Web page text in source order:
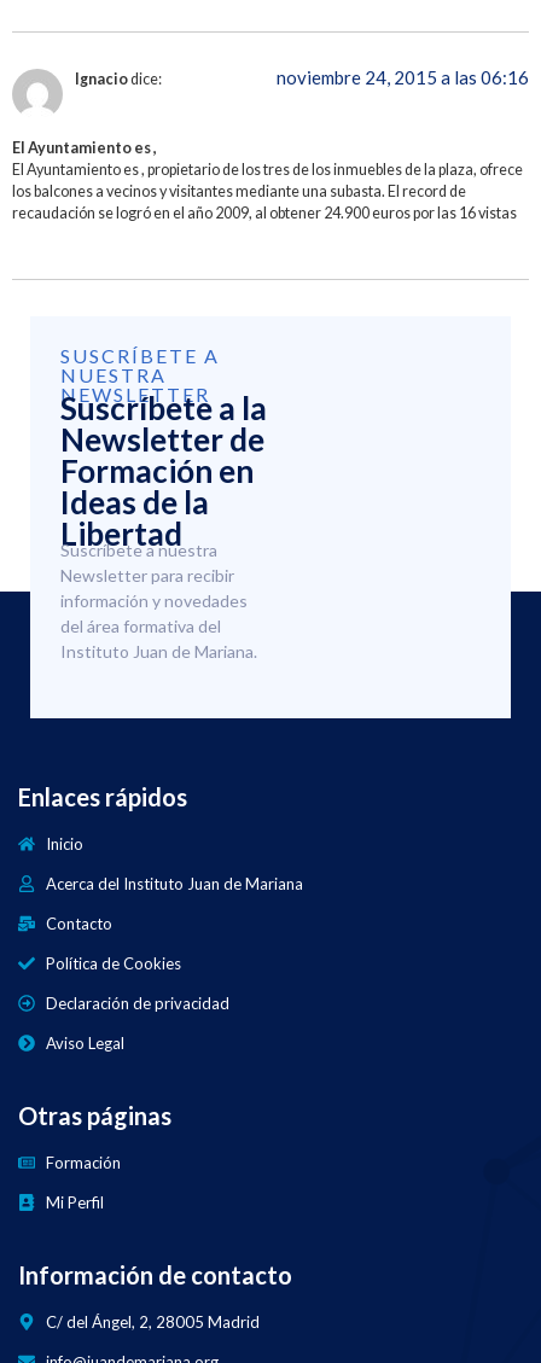
Ignaciodice: noviembre 24, 2015 a las 06:16
El Ayuntamiento es ,
El Ayuntamiento es , propietario de los tres de los inmuebles de la plaza, ofrece
los balcones a vecinos y visitantes mediante una subasta. El record de
recaudación se logró en el año 2009, al obtener 24.900 euros por las 16 vistas
SUSCRÍBETE A
NUESTRA
NEWSLETTER
Suscríbete a la
Newsletter de
Formación en
Ideas de la
Libertad
Suscríbete a nuestra
Newsletter para recibir
información y novedades
del área formativa del
Instituto Juan de Mariana.
Enlaces rápidos
Inicio
Acerca del Instituto Juan de Mariana
Contacto
Política de Cookies
Declaración de privacidad
Aviso Legal
Otras páginas
Formación
Mi Perfil
Información de contacto
C/ del Ángel, 2, 28005 Madrid